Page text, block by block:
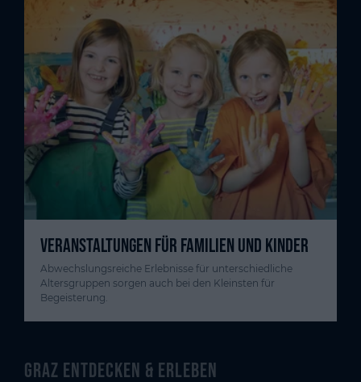
VERANSTALTUNGEN FÜR FAMILIEN UND KINDER
Abwechslungsreiche Erlebnisse für unterschiedliche
Altersgruppen sorgen auch bei den Kleinsten für
Begeisterung.
Graz entdecken & erleben